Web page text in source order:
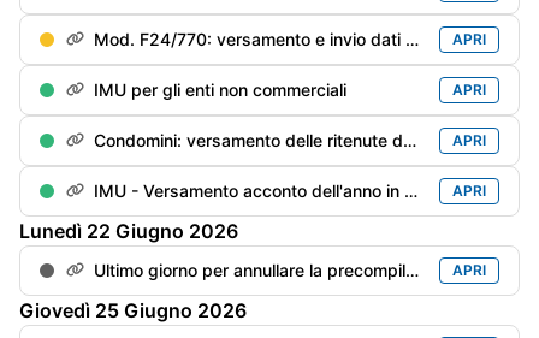
Mod. F24/770: versamento e invio dati delle ritenute/trattenute operate APRI
IMU per gli enti non commerciali APRI
Condomini: versamento delle ritenute dei primi 6 mesi del anno in corso rimaste “sottosoglia“ (€. 500), se non già versate APRI
IMU - Versamento acconto dell'anno in corso APRI
Lunedì 22 Giugno 2026
Ultimo giorno per annullare la precompilata APRI
Giovedì 25 Giugno 2026